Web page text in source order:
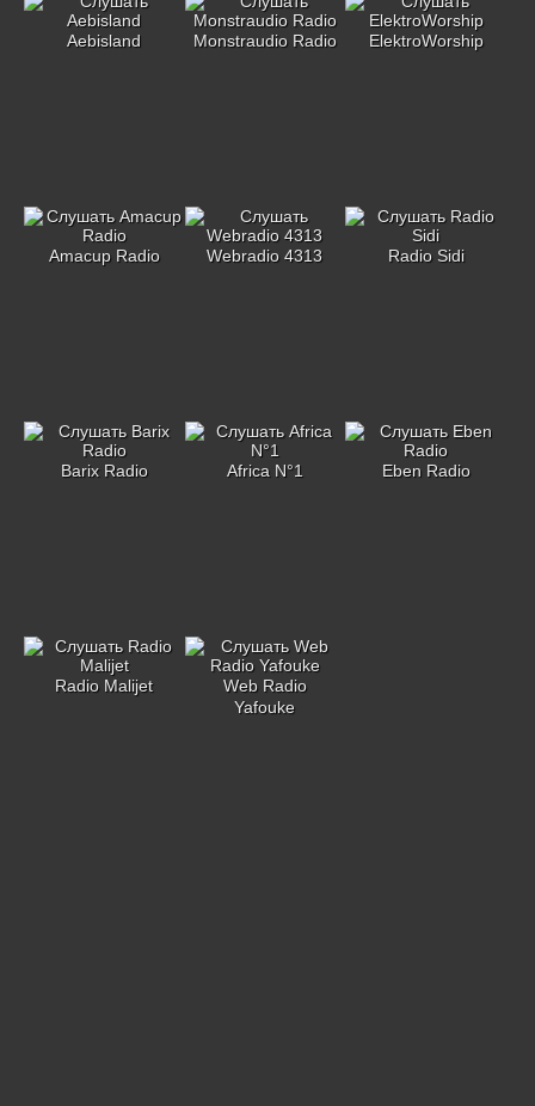
Aebisland Monstraudio Radio ElektroWorship
Amacup Radio Webradio 4313 Radio Sidi
Barix Radio Africa N°1 Eben Radio
Radio Malijet
Web Radio
Yafouke